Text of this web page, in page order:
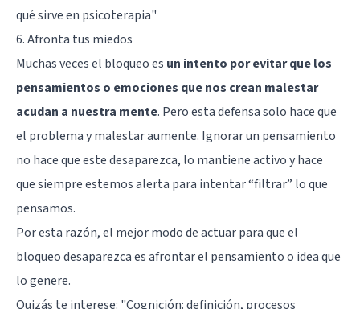
qué sirve en psicoterapia"
6. Afronta tus miedos
Muchas veces el bloqueo es un intento por evitar que los
pensamientos o emociones que nos crean malestar
acudan a nuestra mente. Pero esta defensa solo hace que
el problema y malestar aumente. Ignorar un pensamiento
no hace que este desaparezca, lo mantiene activo y hace
que siempre estemos alerta para intentar “filtrar” lo que
pensamos.
Por esta razón, el mejor modo de actuar para que el
bloqueo desaparezca es afrontar el pensamiento o idea que
lo genere.
Quizás te interese: "Cognición: definición, procesos